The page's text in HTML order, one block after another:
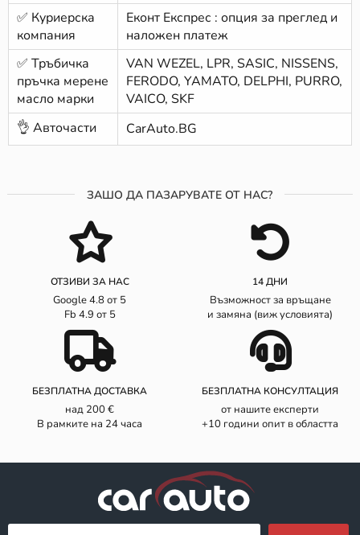
✅ Куриерска
компания
Еконт Експрес : опция за преглед и
наложен платеж
✅ Тръбичка
пръчка мерене
масло марки
VAN WEZEL, LPR, SASIC, NISSENS,
FERODO, YAMATO, DELPHI, PURRO,
VAICO, SKF
👌 Авточасти
CarAuto.BG
ЗАШО ДА ПАЗАРУВАТЕ ОТ НАС?
ОТЗИВИ ЗА НАС
Google 4.8 от 5
Fb 4.9 от 5
14 ДНИ
Възможност за връщане
и замяна (виж условията)
БЕЗПЛАТНА ДОСТАВКА
над 200 €
В рамките на 24 часа
БЕЗПЛАТНА КОНСУЛТАЦИЯ
от нашите експерти
+10 години опит в областта